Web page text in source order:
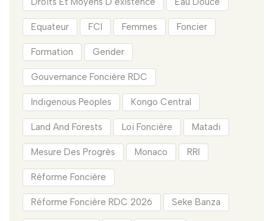
Equateur FCI Femmes Foncier
Formation Gender
Gouvernance Foncière RDC
Indigenous Peoples Kongo Central
Land And Forests Loi Foncière Matadi
Mesure Des Progrès Monaco RRI
Réforme Foncière
Réforme Foncière RDC 2026 Seke Banza